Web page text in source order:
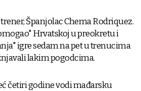
Španjolac Chema Rodriquez.
Hrvatskoj u preokretu i
igre sedam na pet u trenucima
lakim pogodcima.
četiri godine vodi mađarsku